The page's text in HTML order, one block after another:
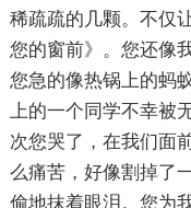
稀疏疏的几颗。不仅
您的窗前》。您还像
您急的像热锅上的蚂
上的一个同学不幸被
次您哭了，在我们面
么痛苦，好像割掉了
偷地抹着眼泪。您为